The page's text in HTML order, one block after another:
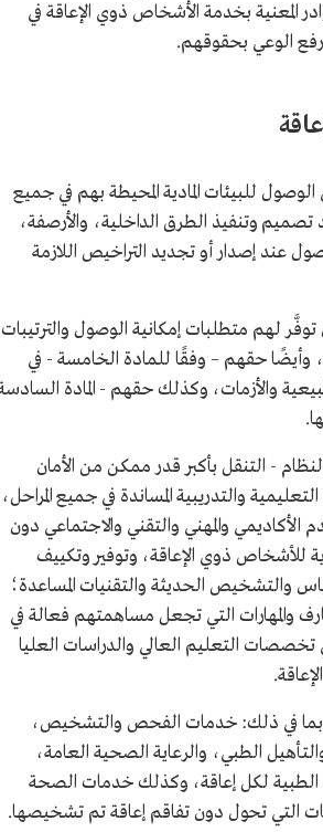
المعنية بخدمة الأشخاص ذوي الإعاقة في
الوعي بحقوقهم.
للبيئات المادية المحيطة بهم في جميع
وتنفيذ الطرق الداخلية، والأرصفة،
عند إصدار أو تجديد التراخيص اللازمة
لهم متطلبات إمكانية الوصول والترتيبات
وأيضًا حقهم – وفقًا للمادة الخامسة - في
والأزمات، وكذلك حقهم - المادة
- التنقل بأكبر قدر ممكن من الأمان
والتدريبية المساندة في جميع المراحل،
والمهني والتقني والاجتماعي دون
للأشخاص ذوي الإعاقة، وتوفير وتكييف
والتشخيص الحديثة والتقنيات المساعدة؛
والمهارات التي تجعل مساهمتهم فعالة في
التعليم العالي والدراسات العليا
بما في ذلك: خدمات الفحص والتشخيص،
الطبي، والرعاية الصحية العامة،
الطبية لكل إعاقة، وكذلك خدمات الصحة
التي تحول دون تفاقم إعاقة تم تشخيصها.